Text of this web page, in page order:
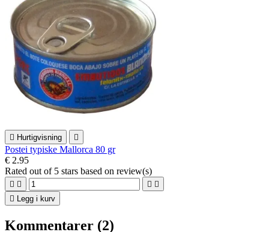
 Hurtigvisning 
Postei typiske Mallorca 80 gr
€ 2.95
Rated out of 5 stars based on review(s)
   
 Legg i kurv
Kommentarer (2)